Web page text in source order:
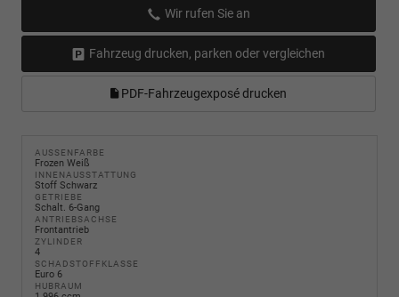
Wir rufen Sie an
Fahrzeug drucken, parken oder vergleichen
PDF-Fahrzeugexposé drucken
AUSSENFARBE
Frozen Weiß
INNENAUSSTATTUNG
Stoff Schwarz
GETRIEBE
Schalt. 6-Gang
ANTRIEBSACHSE
Frontantrieb
ZYLINDER
4
SCHADSTOFFKLASSE
Euro 6
HUBRAUM